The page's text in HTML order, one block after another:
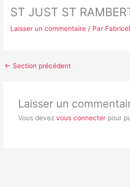
ST JUST ST
Laisser un commentaire / Par
← Section précédent
Laisser un
Vous devez vous connecterpour